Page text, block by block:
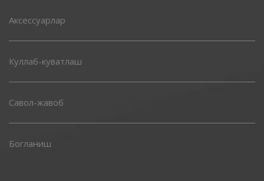
Аксессуарлар
Куллаб-куватлаш
Савол-жавоб
Богланиш